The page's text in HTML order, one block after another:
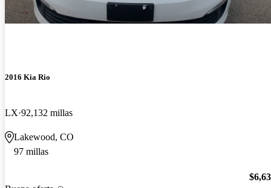
2016 Kia Rio
LX 92,132 millas
Lakewood, CO
97 millas